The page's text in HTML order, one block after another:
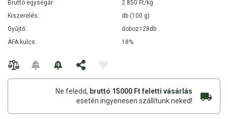
Bruttó egységár:
2 850 Ft/kg
Kiszerelés:
db (100 g)
Gyűjtő:
doboz=28db
ÁFA kulcs:
18%
Ne feledd, bruttó 15000 Ft feletti vásárlás
esetén ingyenesen szállítunk neked!